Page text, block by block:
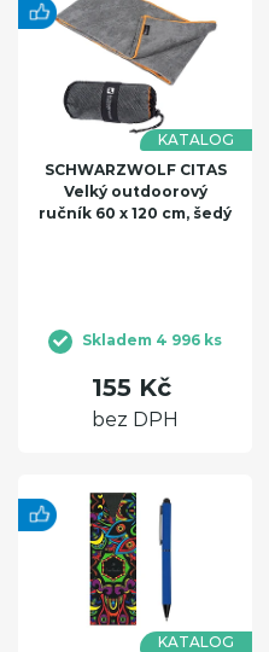
KATALOG
SCHWARZWOLF CITAS
Velký outdoorový
ručník 60 x 120 cm, šedý
Skladem 4 996 ks
155 Kč
bez DPH
KATALOG